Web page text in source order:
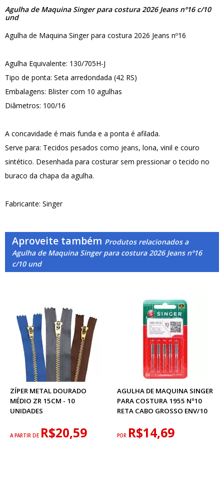
Agulha de Maquina Singer para costura 2026 Jeans nº16 c/10
und
Agulha de Maquina Singer para costura 2026 Jeans nº16
Agulha Equivalente: 130/705H-J
Tipo de ponta: Seta arredondada (42 RS)
Embalagens: Blister com 10 agulhas
Diâmetros: 100/16
A concavidade é mais funda e a ponta é afilada.
Serve para: Tecidos pesados como jeans, lona, vinil e couro
sintético. Desenhada para costurar sem pressionar o tecido no
buraco da chapa da agulha.
Fabricante: Singer
Aproveite também Produtos relacionados a
Agulha de Maquina Singer para costura 2026 Jeans nº16
c/10 und
ZÍPER METAL DOURADO
MÉDIO ZR 15CM - 10
UNIDADES
A PARTIR DE R$20,59
AGULHA DE MAQUINA SINGER
PARA COSTURA 1955 Nº10
RETA CABO GROSSO ENV/10
POR R$14,69